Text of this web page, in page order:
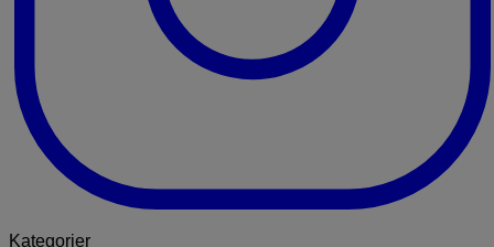
Kategorier